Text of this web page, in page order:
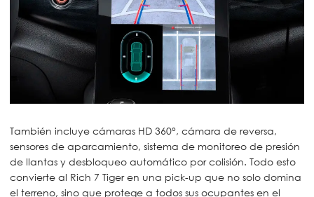
También incluye cámaras HD 360°, cámara de reversa,
sensores de aparcamiento, sistema de monitoreo de presión
de llantas y desbloqueo automático por colisión. Todo esto
convierte al Rich 7 Tiger en una pick-up que no solo domina
el terreno, sino que protege a todos sus ocupantes en el